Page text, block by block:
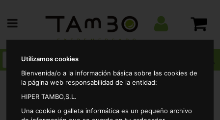
Utilizamos cookies
Bienvenida/o a la información básica sobre las cookies de
la página web responsabilidad de la entidad:
HIPER TAMBO,S.L.
Una cookie o galleta informática es un pequeño archivo
Aluminio,film,conservacion